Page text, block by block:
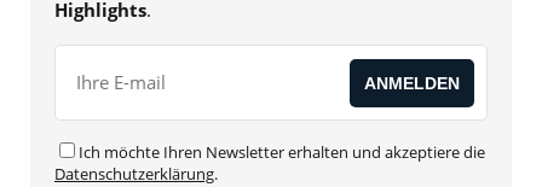
Highlights.
Ich möchte Ihren Newsletter erhalten und akzeptiere die
Datenschutzerklärung.